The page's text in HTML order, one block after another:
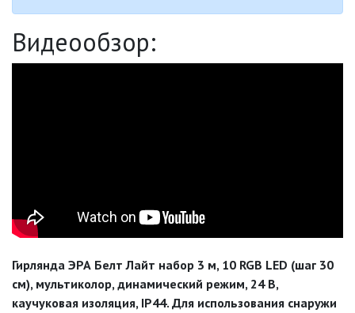
ЛЕНТЫ СВЕТОДИОДНЫЕ (LED
ЛИНЕЙНЫЕ СВЕТОДИОДНЫЕ
СВЕТИЛЬНИКИ
Видеообзор:
Гирлянда ЭРА Белт Лайт набор 3 м, 10 RGB LED (шаг 30
см), мультиколор, динамический режим, 24 В,
каучуковая изоляция, IP44. Для использования снаружи